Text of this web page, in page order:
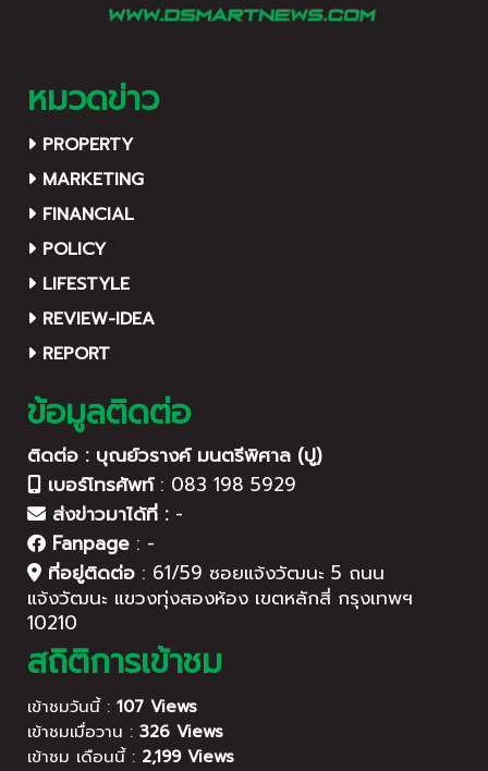
หมวดข่าว
PROPERTY
MARKETING
FINANCIAL
POLICY
LIFESTYLE
REVIEW-IDEA
REPORT
ข้อมูลติดต่อ
ติดต่อ : บุณย์วรางค์ มนตรีพิศาล (ปู)
เบอร์โทรศัพท์: 083 198 5929
ส่งข่าวมาได้ที่ : -
Fanpage : -
ที่อยู่ติดต่อ : 61/59 ซอยแจ้งวัฒนะ 5 ถนน
แจ้งวัฒนะ แขวงทุ่งสองห้อง เขตหลักสี่ กรุงเทพฯ
10210
สถิติการเข้าชม
เข้าชมวันนี้ : 107 Views
เข้าชมเมื่อวาน : 326 Views
เข้าชม เดือนนี้ : 2,199 Views